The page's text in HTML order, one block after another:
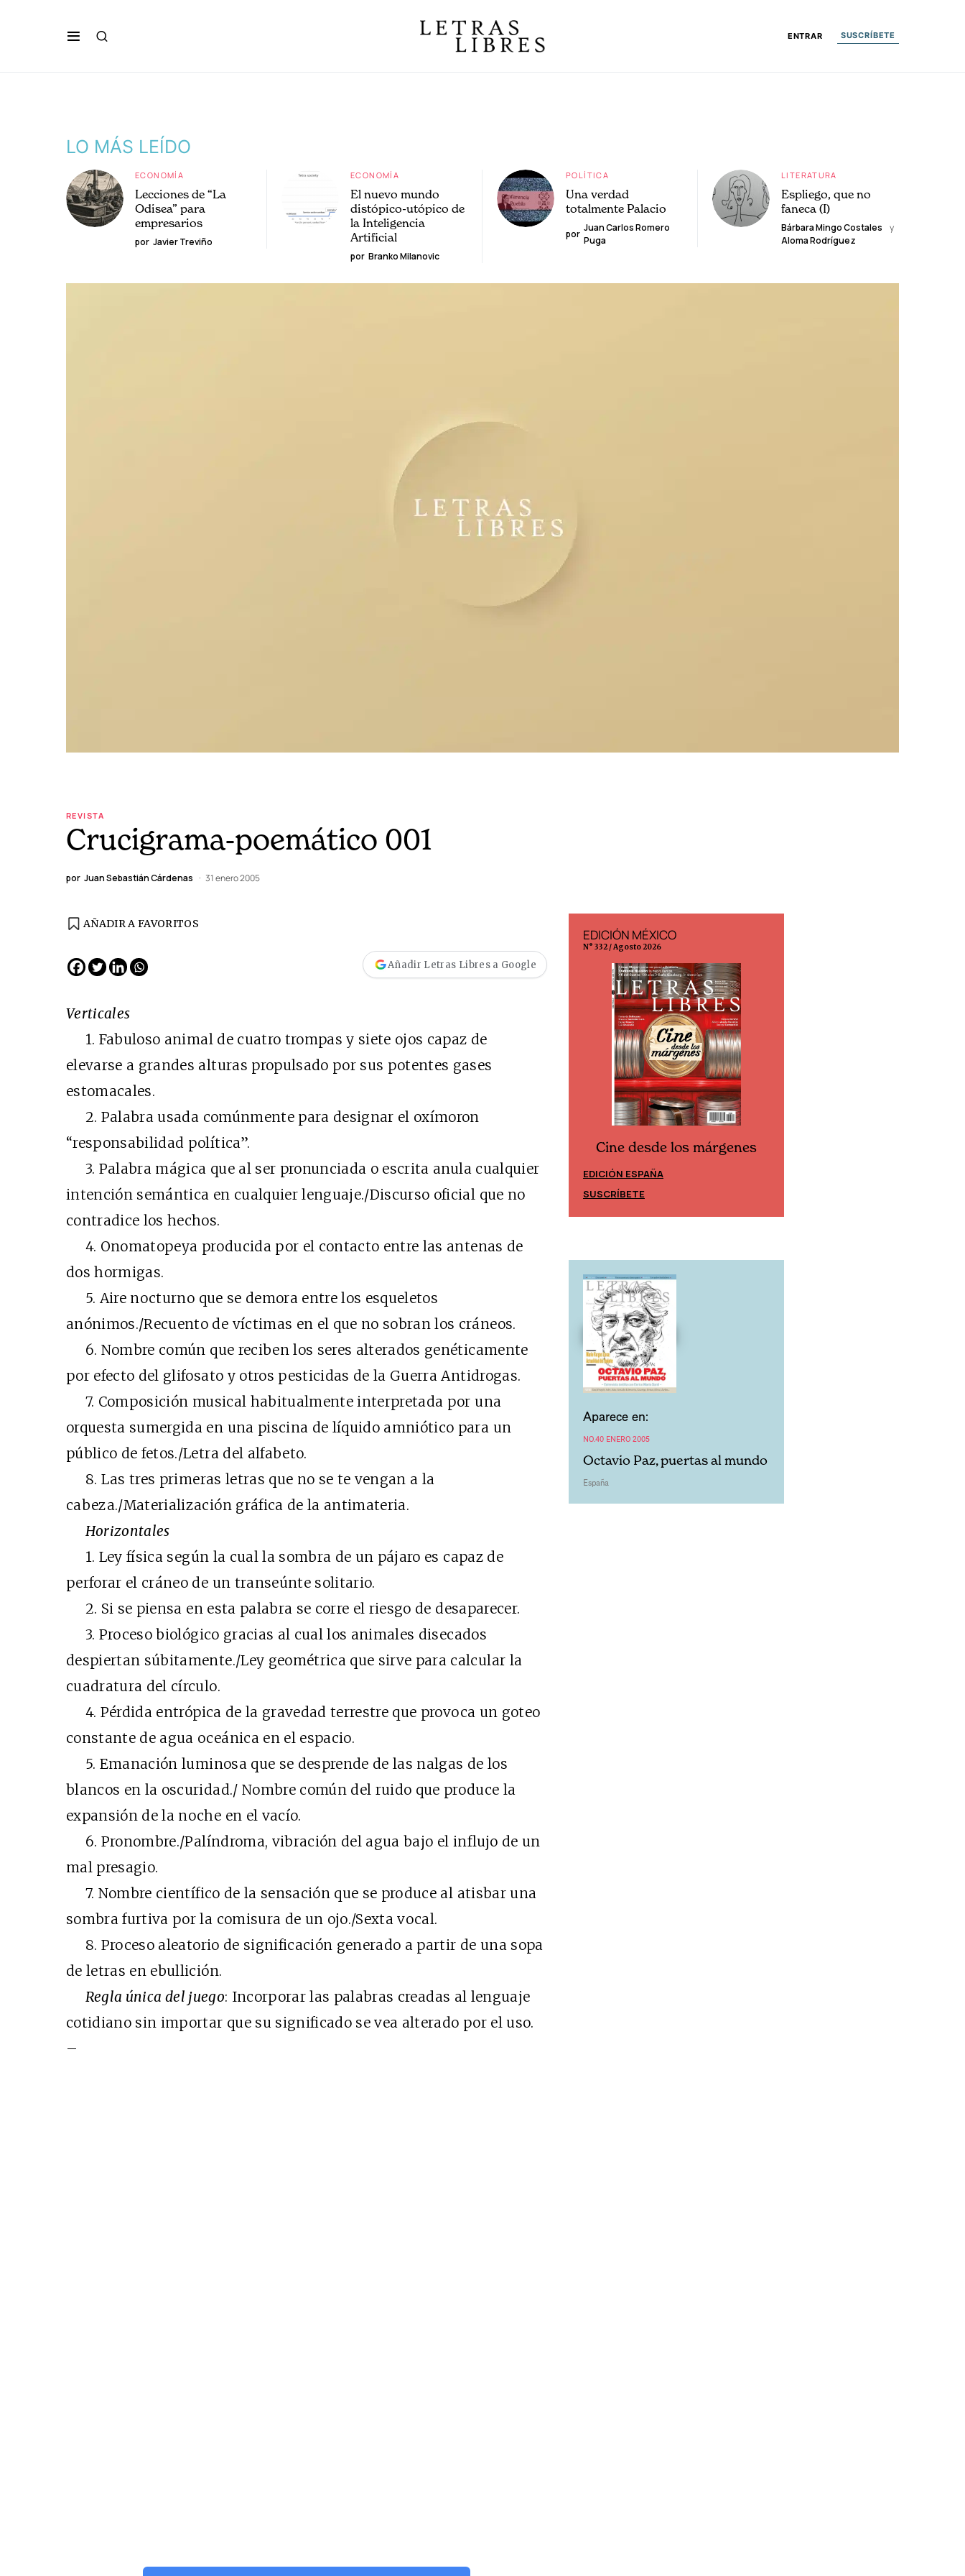
ENTRAR SUSCRÍBETE
LO MÁS LEÍDO
ECONOMÍA
Lecciones de “La
Odisea” para
empresarios
por Javier Treviño
ECONOMÍA
El nuevo mundo
distópico-utópico de
la Inteligencia
Artificial
por Branko Milanovic
POLÍTICA
Una verdad
totalmente Palacio
por
Juan Carlos Romero
Puga
LITERATURA
Espliego, que no
faneca (I)
Bárbara Mingo Costales
y
Aloma Rodríguez
REVISTA
Crucigrama-poemático 001
por Juan Sebastián Cárdenas 31 enero 2005
AÑADIR A FAVORITOS
Añadir Letras Libres a Google
Verticales
1. Fabuloso animal de cuatro trompas y siete ojos capaz de
elevarse a grandes alturas propulsado por sus potentes gases
estomacales.
2. Palabra usada comúnmente para designar el oxímoron
“responsabilidad política”.
3. Palabra mágica que al ser pronunciada o escrita anula cualquier
intención semántica en cualquier lenguaje./Discurso oficial que no
contradice los hechos.
4. Onomatopeya producida por el contacto entre las antenas de
dos hormigas.
5. Aire nocturno que se demora entre los esqueletos
anónimos./Recuento de víctimas en el que no sobran los cráneos.
6. Nombre común que reciben los seres alterados genéticamente
por efecto del glifosato y otros pesticidas de la Guerra Antidrogas.
7. Composición musical habitualmente interpretada por una
orquesta sumergida en una piscina de líquido amniótico para un
público de fetos./Letra del alfabeto.
8. Las tres primeras letras que no se te vengan a la
cabeza./Materialización gráfica de la antimateria.
Horizontales
1. Ley física según la cual la sombra de un pájaro es capaz de
perforar el cráneo de un transeúnte solitario.
2. Si se piensa en esta palabra se corre el riesgo de desaparecer.
3. Proceso biológico gracias al cual los animales disecados
despiertan súbitamente./Ley geométrica que sirve para calcular la
cuadratura del círculo.
4. Pérdida entrópica de la gravedad terrestre que provoca un goteo
constante de agua oceánica en el espacio.
5. Emanación luminosa que se desprende de las nalgas de los
blancos en la oscuridad./ Nombre común del ruido que produce la
expansión de la noche en el vacío.
6. Pronombre./Palíndroma, vibración del agua bajo el influjo de un
mal presagio.
7. Nombre científico de la sensación que se produce al atisbar una
sombra furtiva por la comisura de un ojo./Sexta vocal.
8. Proceso aleatorio de significación generado a partir de una sopa
de letras en ebullición.
Regla única del juego: Incorporar las palabras creadas al lenguaje
cotidiano sin importar que su significado se vea alterado por el uso.
–
EDICIÓN MÉXICO
SUSCRÍBETE
EDICIÓN MÉXICO
N° 332 / Agosto 2026
Cine desde los márgenes
EDICIÓN ESPAÑA
SUSCRÍBETE
Aparece en:
NO.40 ENERO 2005
Octavio Paz, puertas al mundo
España